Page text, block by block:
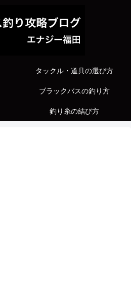
タックル・道具の選び方
ブラックバスの釣り方
釣り糸の結び方